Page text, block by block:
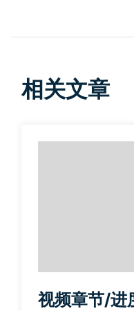
相关文章
视频章节/进